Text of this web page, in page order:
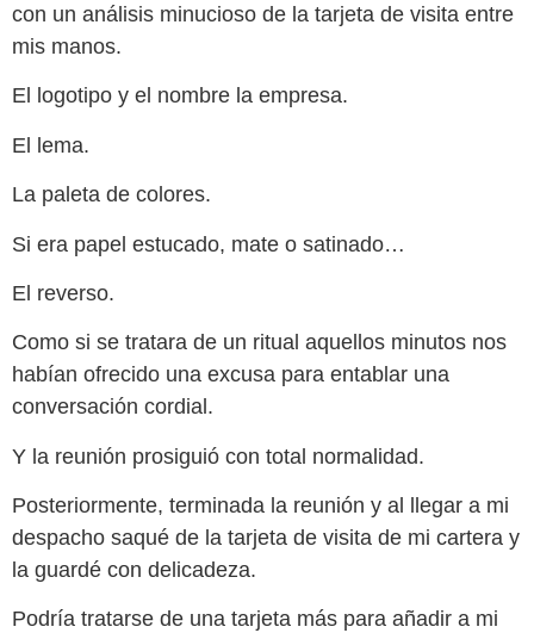
con un análisis minucioso de la tarjeta de visita entre
mis manos.
El logotipo y el nombre la empresa.
El lema.
La paleta de colores.
Si era papel estucado, mate o satinado…
El reverso.
Como si se tratara de un ritual aquellos minutos nos
habían ofrecido una excusa para entablar una
conversación cordial.
Y la reunión prosiguió con total normalidad.
Posteriormente, terminada la reunión y al llegar a mi
despacho saqué de la tarjeta de visita de mi cartera y
la guardé con delicadeza.
Podría tratarse de una tarjeta más para añadir a mi